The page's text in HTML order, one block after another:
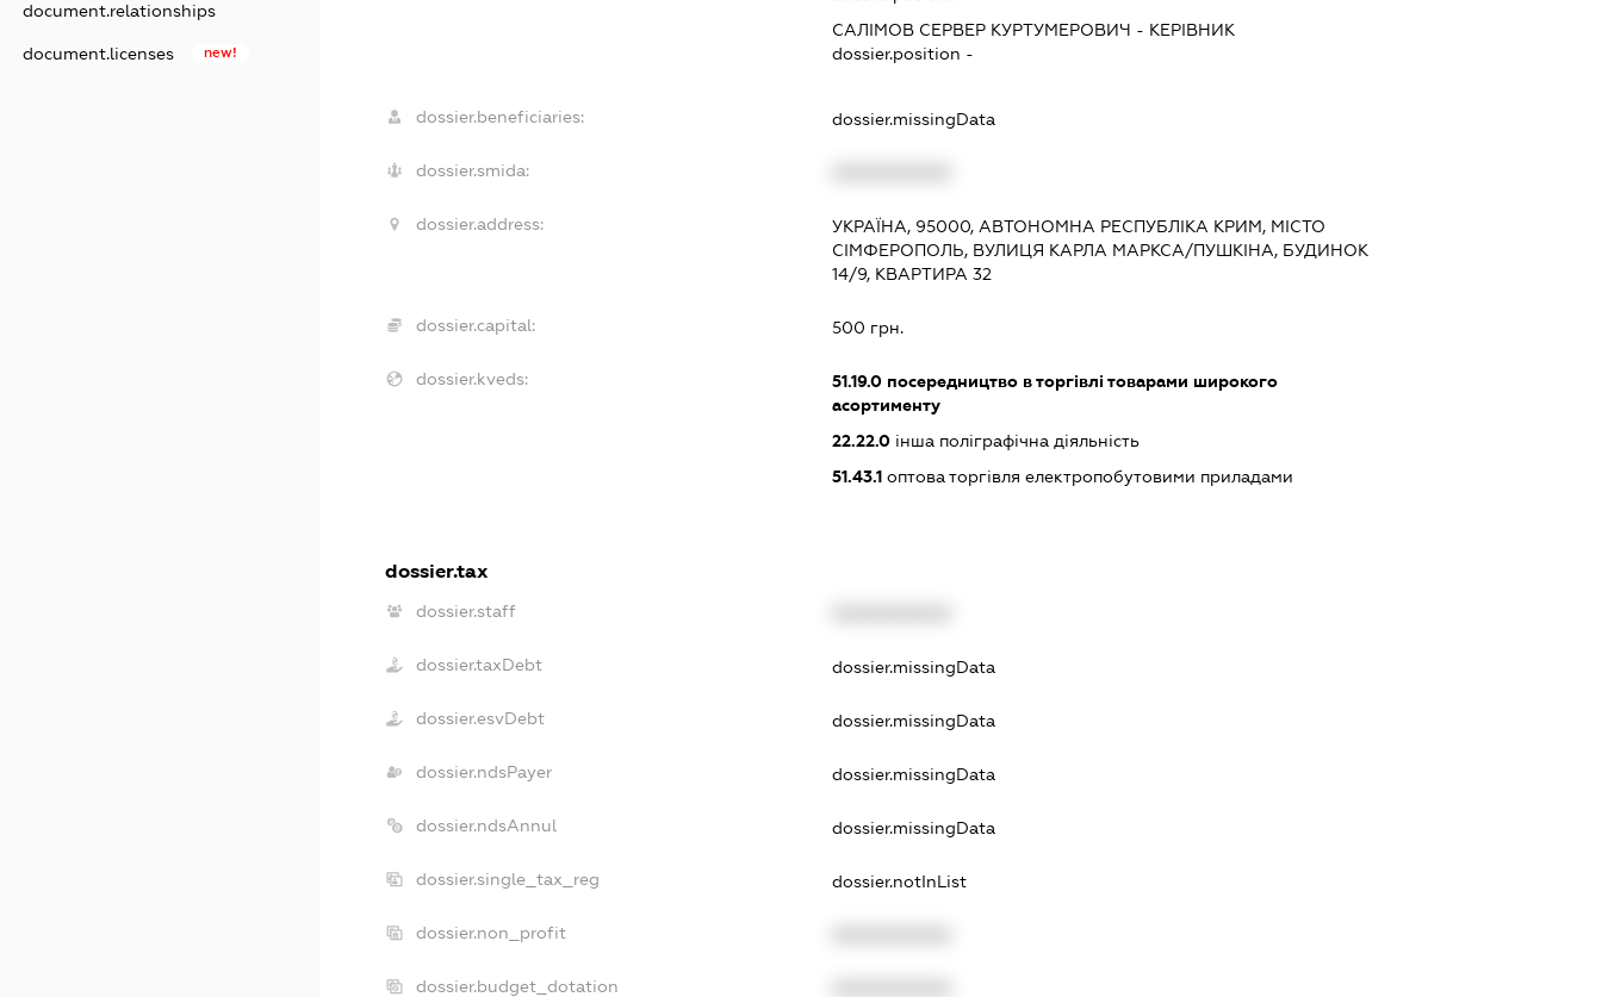
document.relationships
document.licenses new!
САЛІМОВ СЕРВЕР КУРТУМЕРОВИЧ - КЕРІВНИК
dossier.position -
dossier.beneficiaries: dossier.missingData
dossier.smida:
dossier.address:
УКРАЇНА, 95000, АВТОНОМНА РЕСПУБЛІКА КРИМ, МІСТО
СІМФЕРОПОЛЬ, ВУЛИЦЯ КАРЛА МАРКСА/ПУШКІНА, БУДИНОК
14/9, КВАРТИРА 32
dossier.capital: 500 грн.
dossier.kveds: 51.19.0посередництво в торгівлі товарами широкого
асортименту
22.22.0інша поліграфічна діяльність
51.43.1оптова торгівля електропобутовими приладами
dossier.tax
dossier.staff
dossier.taxDebt dossier.missingData
dossier.esvDebt dossier.missingData
dossier.ndsPayer dossier.missingData
dossier.ndsAnnul dossier.missingData
dossier.single_tax_reg dossier.notInList
dossier.non_profit
dossier.budget_dotation